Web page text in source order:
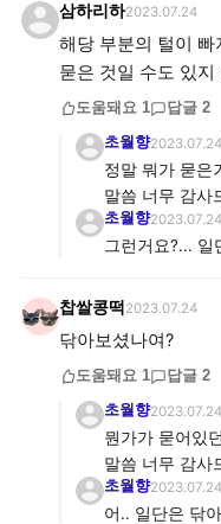
삼하리하2023.07.24
해당 부분의 털이
묻은 것일 수도 있지
도움돼요 1 답글 2
초월향2023.07.24
정말 뭐가 묻은
말씀 너무 감사
초월향2023.07.24
그런거요?... 일
찹쌀콩떡 2023.07.24
닦아보셨나여?
도움돼요 1 답글 2
초월향2023.07.24
뭔가가 묻어있
말씀 너무 감사
초월향2023.07.24
어.. 일단은 닦